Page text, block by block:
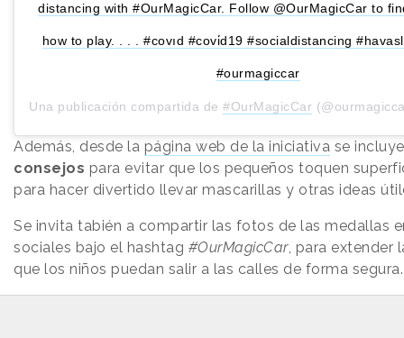
distancing with #OurMagicCar. Follow @OurMagicCar to
how to play. . . . #covıd #covi̇d19 #socialdistancing
#ourmagiccar
Una publicación compartida de #OurMagicCar
Además, desde la página web de la iniciativa se
consejos para evitar que los pequeños toquen
para hacer divertido llevar mascarillas y otras ideas
Se invita tabién a compartir las fotos de las medallas
sociales bajo el hashtag #OurMagicCar, para extender
que los niños puedan salir a las calles de forma segura.